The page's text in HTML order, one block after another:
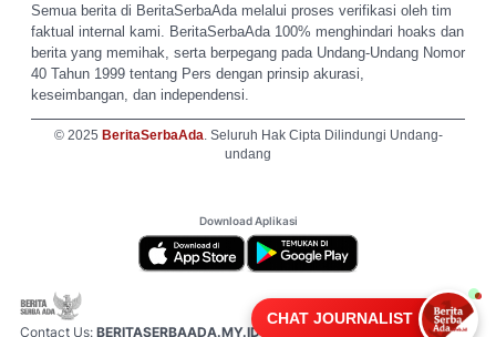
CHAT JOURNALIST
Semua berita di BeritaSerbaAda melalui proses verifikasi oleh tim
faktual internal kami. BeritaSerbaAda 100% menghindari hoaks dan
berita yang memihak, serta berpegang pada Undang-Undang Nomor
40 Tahun 1999 tentang Pers dengan prinsip akurasi,
keseimbangan, dan independensi.
© 2025 BeritaSerbaAda. Seluruh Hak Cipta Dilindungi Undang-
undang
Download Aplikasi
Contact Us: BERITASERBAADA.MY.ID@GMAIL.COM